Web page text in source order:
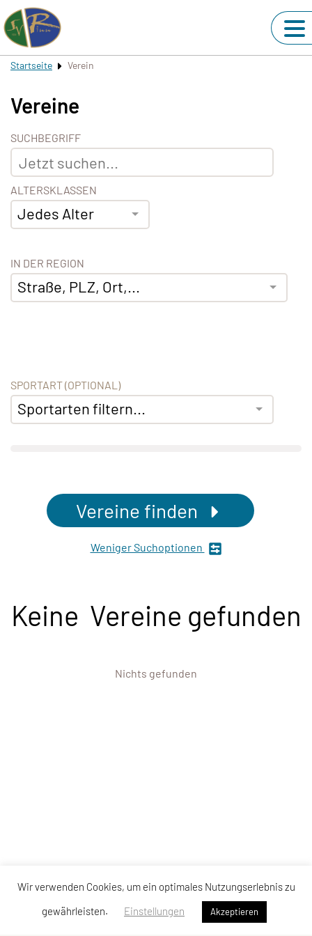
Startseite Verein
Vereine
SUCHBEGRIFF
ALTERSKLASSEN
Jedes Alter
IN DER REGION
Straße, PLZ, Ort,...
SPORTART (OPTIONAL)
Sportarten filtern...
Vereine finden
Weniger Suchoptionen
Keine Vereine gefunden
Nichts gefunden
Wir verwenden Cookies, um ein optimales Nutzungserlebnis zu
gewährleisten.
Einstellungen Akzeptieren